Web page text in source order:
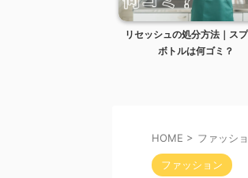
リセッシュの処分方法｜ス
ボトルは何ゴミ？
HOME > ファッシ
ファッション